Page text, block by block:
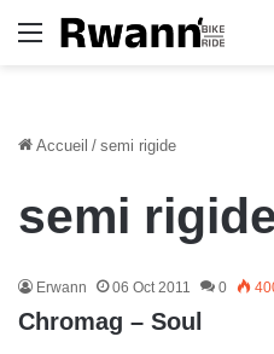
Menu
Accueil / semi rigide
semi
Erwann 06 Oct 2011 0
Chromag – Soul